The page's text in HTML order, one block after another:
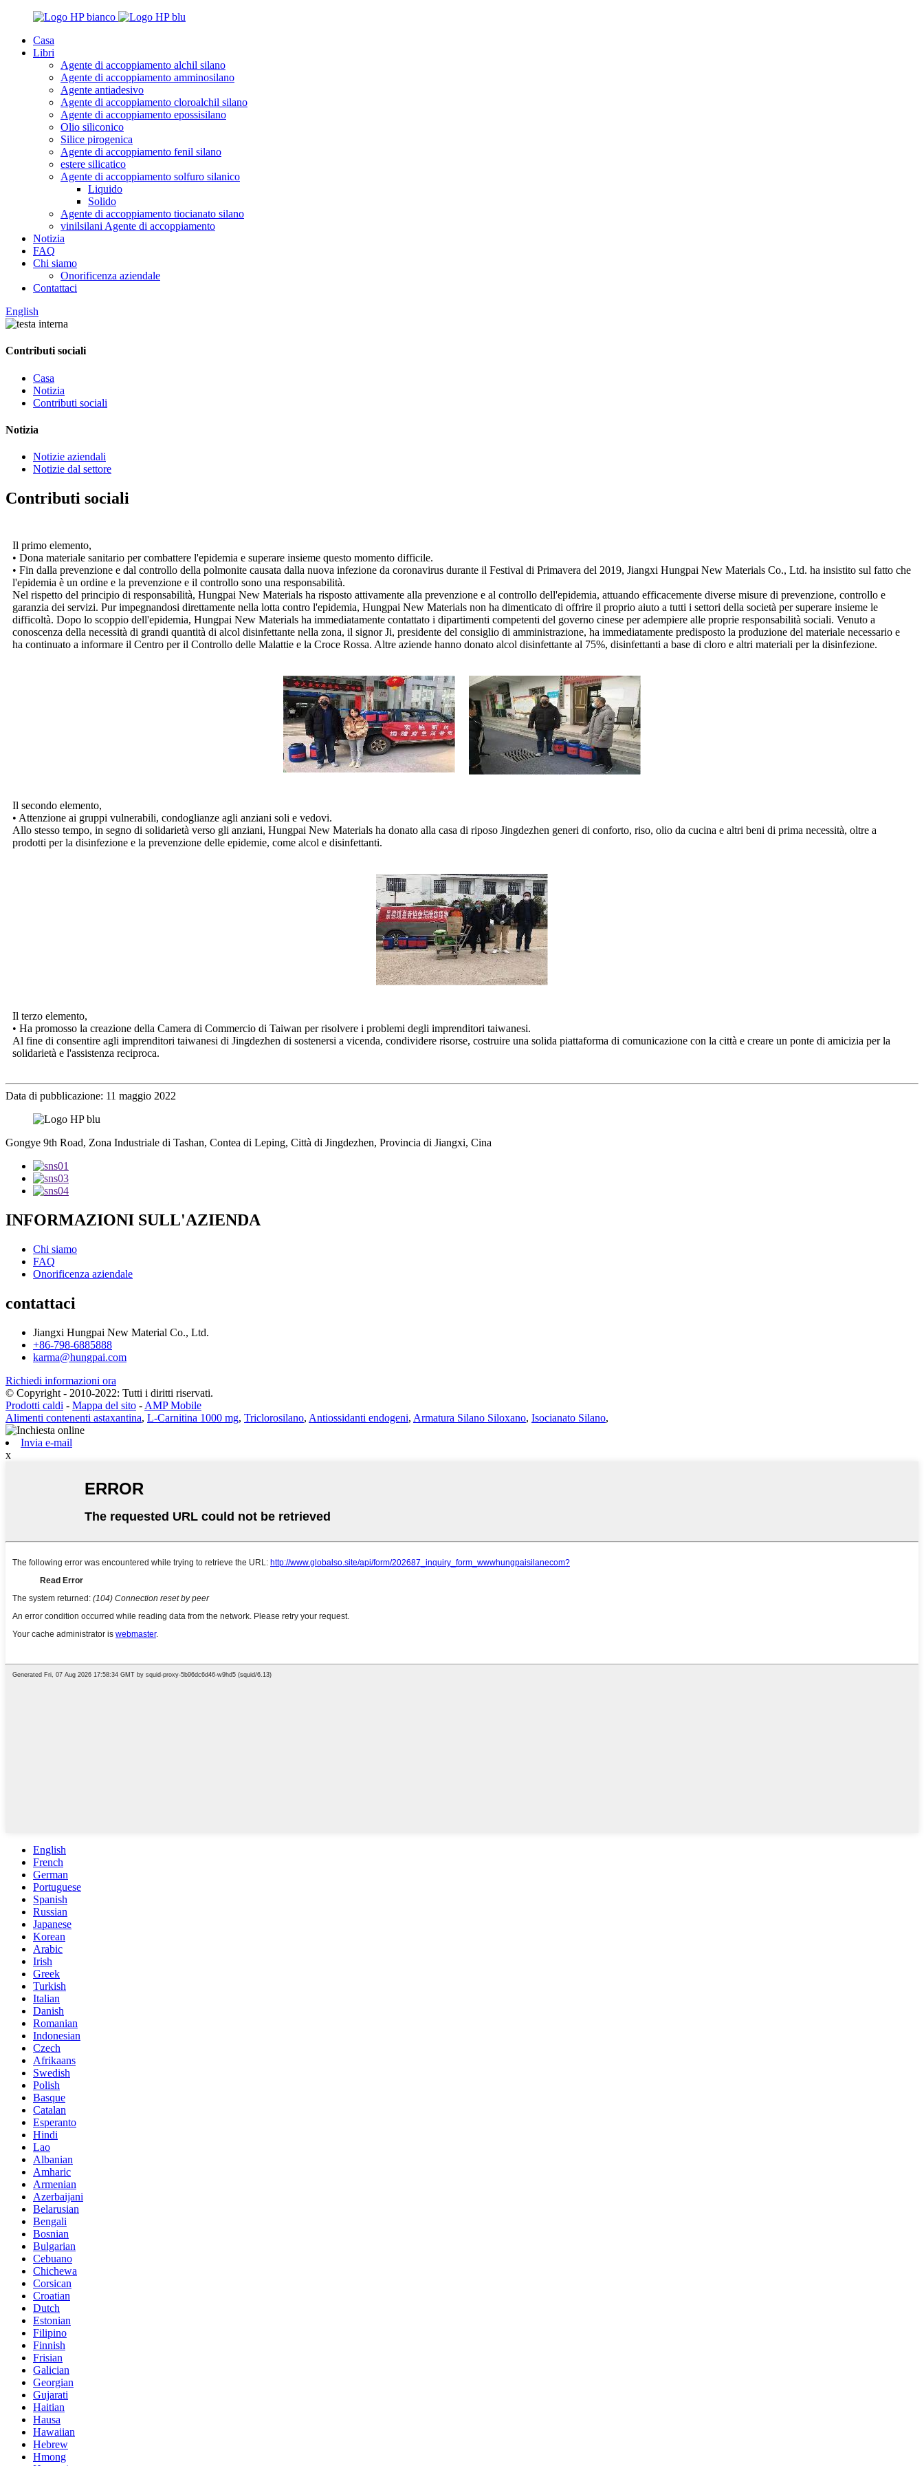
Casa
Libri
Agente di accoppiamento alchil silano
Agente di accoppiamento amminosilano
Agente antiadesivo
Agente di accoppiamento cloroalchil silano
Agente di accoppiamento epossisilano
Olio siliconico
Silice pirogenica
Agente di accoppiamento fenil silano
estere silicatico
Agente di accoppiamento solfuro silanico
Liquido
Solido
Agente di accoppiamento tiocianato silano
vinilsilani Agente di accoppiamento
Notizia
FAQ
Chi siamo
Onorificenza aziendale
Contattaci
English
Contributi sociali
Casa
Notizia
Contributi sociali
Notizia
Notizie aziendali
Notizie dal settore
Contributi sociali
Il primo elemento,
• Dona materiale sanitario per combattere l'epidemia e superare insieme questo momento difficile.
• Fin dalla prevenzione e dal controllo della polmonite causata dalla nuova infezione da coronavirus durante il Festival di Primavera del 2019, Jiangxi Hungpai New Materials Co., Ltd. ha insistito sul fatto che
l'epidemia è un ordine e la prevenzione e il controllo sono una responsabilità.
Nel rispetto del principio di responsabilità, Hungpai New Materials ha risposto attivamente alla prevenzione e al controllo dell'epidemia, attuando efficacemente diverse misure di prevenzione, controllo e
garanzia dei servizi. Pur impegnandosi direttamente nella lotta contro l'epidemia, Hungpai New Materials non ha dimenticato di offrire il proprio aiuto a tutti i settori della società per superare insieme le
difficoltà. Dopo lo scoppio dell'epidemia, Hungpai New Materials ha immediatamente contattato i dipartimenti competenti del governo cinese per adempiere alle proprie responsabilità sociali. Venuto a
conoscenza della necessità di grandi quantità di alcol disinfettante nella zona, il signor Ji, presidente del consiglio di amministrazione, ha immediatamente predisposto la produzione del materiale necessario e
ha continuato a informare il Centro per il Controllo delle Malattie e la Croce Rossa. Altre aziende hanno donato alcol disinfettante al 75%, disinfettanti a base di cloro e altri materiali per la disinfezione.
Il secondo elemento,
• Attenzione ai gruppi vulnerabili, condoglianze agli anziani soli e vedovi.
Allo stesso tempo, in segno di solidarietà verso gli anziani, Hungpai New Materials ha donato alla casa di riposo Jingdezhen generi di conforto, riso, olio da cucina e altri beni di prima necessità, oltre a
prodotti per la disinfezione e la prevenzione delle epidemie, come alcol e disinfettanti.
Il terzo elemento,
• Ha promosso la creazione della Camera di Commercio di Taiwan per risolvere i problemi degli imprenditori taiwanesi.
Al fine di consentire agli imprenditori taiwanesi di Jingdezhen di sostenersi a vicenda, condividere risorse, costruire una solida piattaforma di comunicazione con la città e creare un ponte di amicizia per la
solidarietà e l'assistenza reciproca.
Data di pubblicazione: 11 maggio 2022
Gongye 9th Road, Zona Industriale di Tashan, Contea di Leping, Città di Jingdezhen, Provincia di Jiangxi, Cina
INFORMAZIONI SULL'AZIENDA
Chi siamo
FAQ
Onorificenza aziendale
contattaci
Jiangxi Hungpai New Material Co., Ltd.
+86-798-6885888
karma@hungpai.com
Richiedi informazioni ora
© Copyright - 2010-2022: Tutti i diritti riservati.
Prodotti caldi - Mappa del sito - AMP Mobile
Alimenti contenenti astaxantina, L-Carnitina 1000 mg, Triclorosilano, Antiossidanti endogeni, Armatura Silano Siloxano, Isocianato Silano,
Invia e-mail
x
English
French
German
Portuguese
Spanish
Russian
Japanese
Korean
Arabic
Irish
Greek
Turkish
Italian
Danish
Romanian
Indonesian
Czech
Afrikaans
Swedish
Polish
Basque
Catalan
Esperanto
Hindi
Lao
Albanian
Amharic
Armenian
Azerbaijani
Belarusian
Bengali
Bosnian
Bulgarian
Cebuano
Chichewa
Corsican
Croatian
Dutch
Estonian
Filipino
Finnish
Frisian
Galician
Georgian
Gujarati
Haitian
Hausa
Hawaiian
Hebrew
Hmong